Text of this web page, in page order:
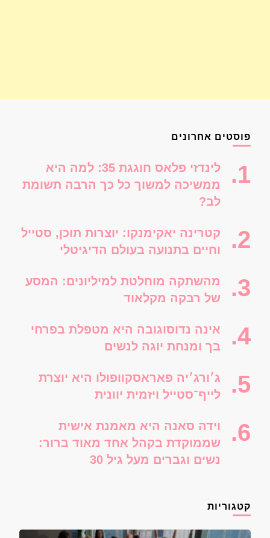
פוסטים אחרונים
לינדזי פלאס חוגגת 35: למה היא
ממשיכה למשוך כל כך הרבה תשומת
לב?
קטרינה יאקימנקו: יוצרות תוכן, סטייל
וחיים בתנועה בעולם הדיגיטלי
מהשתקה מוחלטת למיליונים: המסע
של רבקה מקלאוד
אינה נדוסוגובה היא מטפלת בפרחי
בך ומנחת יוגה לנשים
ג׳ורג׳יה פאראסקוופולו היא יוצרת
לייף־סטייל ויזמית יוונית
וידה סאנה היא מאמנת אישית
שממוקדת בקהל אחד מאוד ברור:
נשים וגברים מעל גיל 30
קטגוריות